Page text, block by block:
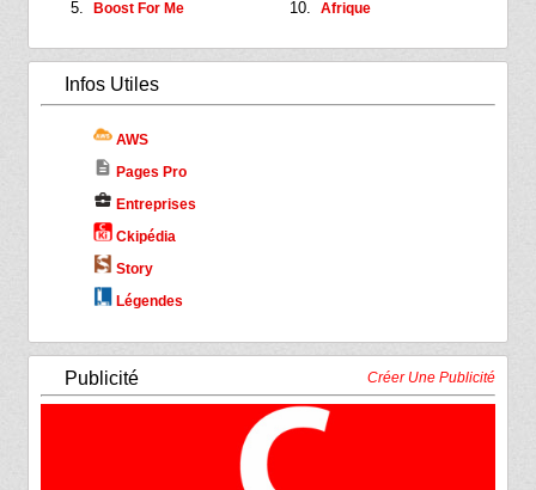
Boost For Me
Afrique
Infos Utiles
AWS
description Pages Pro
business_center Entreprises
Ckipédia
Story
Légendes
Publicité Créer Une Publicité